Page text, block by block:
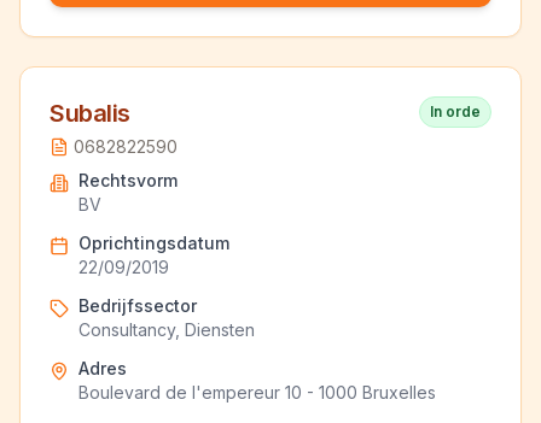
Subalis
0682822590
In orde
Rechtsvorm
BV
Oprichtingsdatum
22/09/2019
Bedrijfssector
Consultancy, Diensten
Adres
Boulevard de l'empereur 10 - 1000 Bruxelles